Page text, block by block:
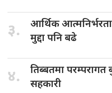
३. आर्थिक आत्मनिर्भरता
मुद्दा पनि बढे
४. तिब्बतमा परम्परागत
सहकारी